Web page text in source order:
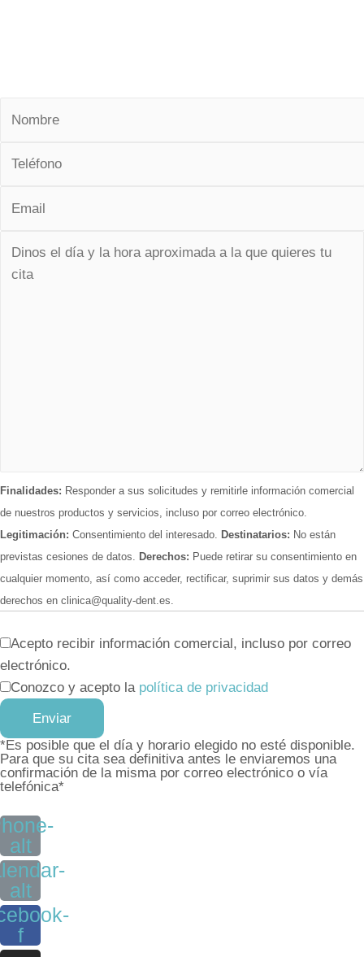
Finalidades: Responder a sus solicitudes y remitirle información comercial
de nuestros productos y servicios, incluso por correo electrónico.
Legitimación: Consentimiento del interesado. Destinatarios: No están
previstas cesiones de datos. Derechos: Puede retirar su consentimiento en
cualquier momento, así como acceder, rectificar, suprimir sus datos y demás
derechos en clinica@quality-dent.es.
Acepto recibir información comercial, incluso por correo
electrónico.
Conozco y acepto la política de privacidad
*Es posible que el día y horario elegido no esté disponible.
Para que su cita sea definitiva antes le enviaremos una
confirmación de la misma por correo electrónico o vía
telefónica*
alt
alt
f